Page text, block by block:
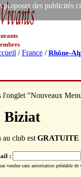
des publicités
/France/Rhône-
l'onglet "Nouveaux
Biziat
club est GRATUITE
:
vendue sans autorisation préalable de